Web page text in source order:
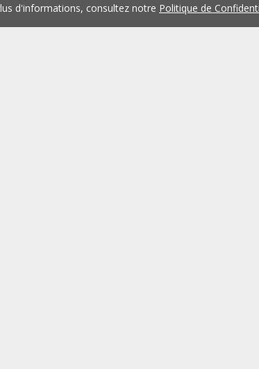
d'informations, consultez notre Politique de